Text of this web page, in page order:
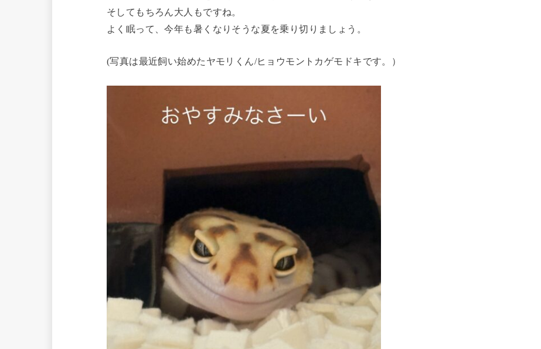
そしてもちろん大人もですね。
よく眠って、今年も暑くなりそうな夏を乗り切りましょう。
(写真は最近飼い始めたヤモリくん/ヒョウモントカゲモドキです。）